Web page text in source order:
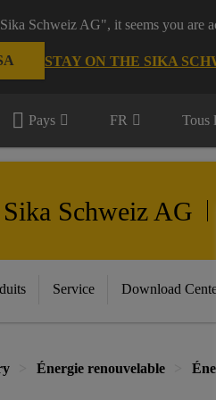
Schweiz AG", it seems you are
STAY ON THE SIKA
Pays FR Tous
Sika Schweiz AG
Service Download
Énergie renouvelable